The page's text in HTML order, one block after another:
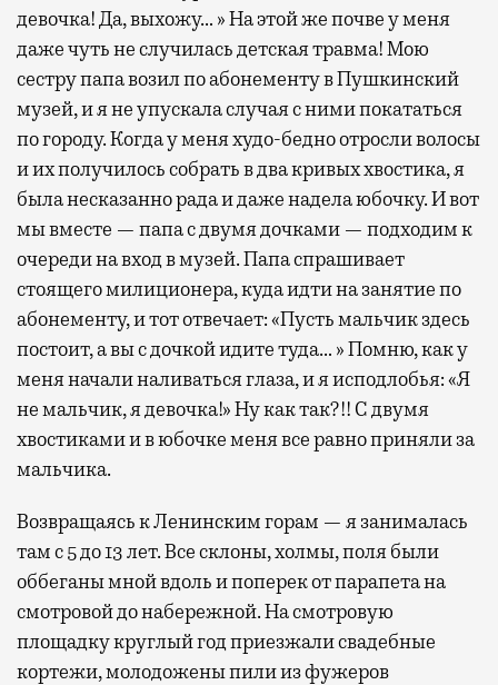
девочка! Да, выхожу… » На этой же почве у меня
даже чуть не случилась детская травма! Мою
сестру папа возил по абонементу в Пушкинский
музей, и я не упускала случая с ними покататься
по городу. Когда у меня худо-бедно отросли волосы
и их получилось собрать в два кривых хвостика, я
была несказанно рада и даже надела юбочку. И вот
мы вместе — папа с двумя дочками — подходим к
очереди на вход в музей. Папа спрашивает
стоящего милиционера, куда идти на занятие по
абонементу, и тот отвечает: «Пусть мальчик здесь
постоит, а вы с дочкой идите туда… » Помню, как у
меня начали наливаться глаза, и я исподлобья: «Я
не мальчик, я девочка!» Ну как так?!! С двумя
хвостиками и в юбочке меня все равно приняли за
мальчика.
Возвращаясь к Ленинским горам — я занималась
там с 5 до 13 лет. Все склоны, холмы, поля были
оббеганы мной вдоль и поперек от парапета на
смотровой до набережной. На смотровую
площадку круглый год приезжали свадебные
кортежи, молодожены пили из фужеров